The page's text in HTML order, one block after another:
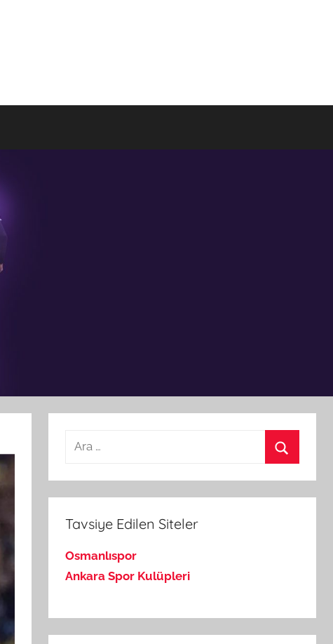
Arama:
Tavsiye Edilen Siteler
Osmanlıspor
Ankara Spor Kulüpleri